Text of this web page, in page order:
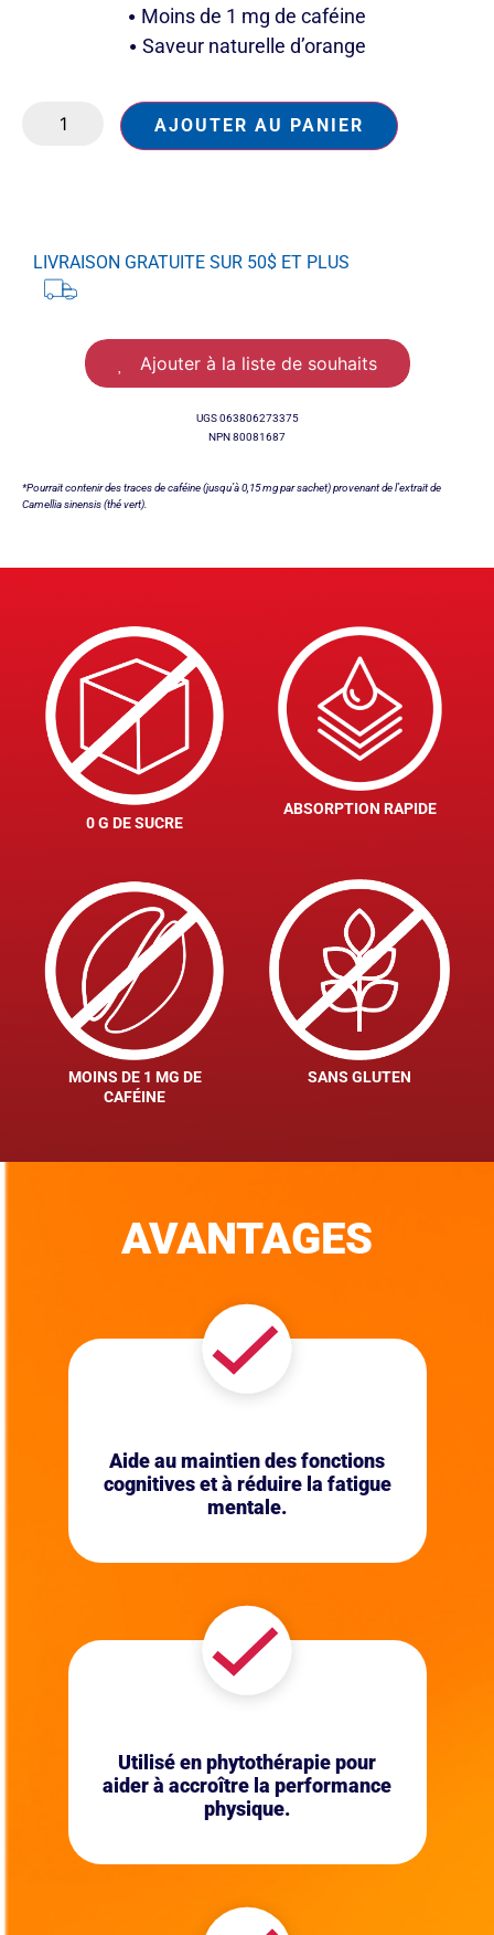
Moins de 1 mg de caféine
Saveur naturelle d’orange
AJOUTER AU PANIER
LIVRAISON GRATUITE SUR 50$ ET PLUS
Ajouter à la liste de souhaits
UGS063806273375
NPN 80081687
*Pourrait contenir des traces de caféine (jusqu’à 0,15 mg par sachet) provenant de l’extrait de
Camellia sinensis (thé vert).
0 G DE SUCRE
ABSORPTION RAPIDE
MOINS DE 1 MG DE
CAFÉINE
SANS GLUTEN
AVANTAGES
Aide au maintien des fonctions
cognitives et à réduire la fatigue
mentale.
Utilisé en phytothérapie pour
aider à accroître la performance
physique.